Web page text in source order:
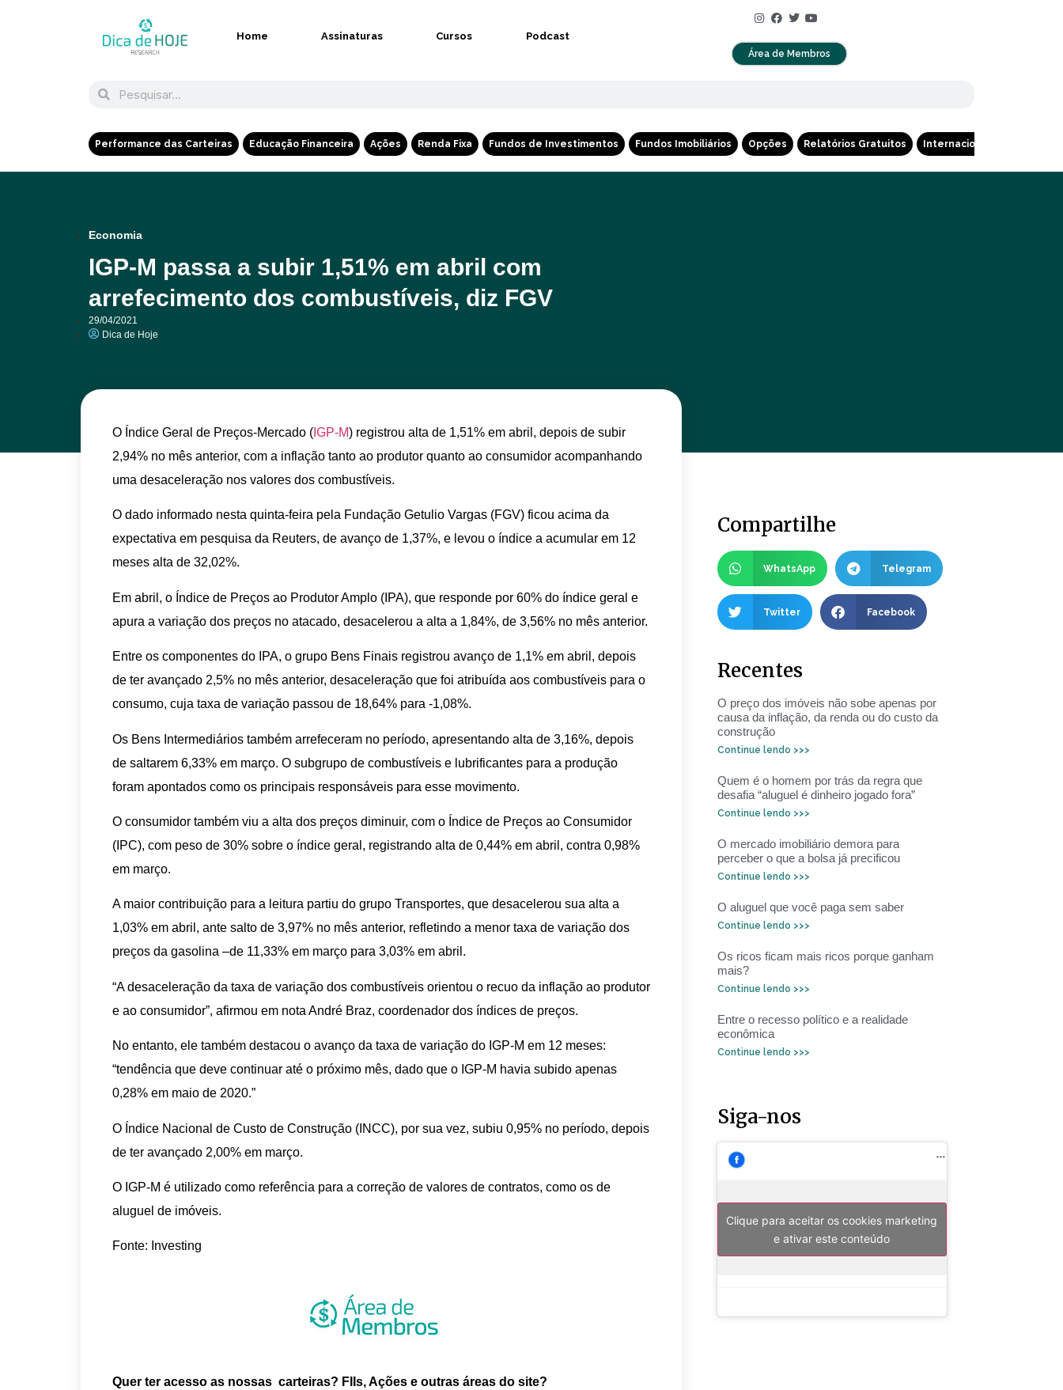
Home Assinaturas Cursos Podcast
Área de Membros
Performance das Carteiras Educação Financeira Ações Renda Fixa Fundos de Investimentos Fundos Imobiliários Opções Relatórios Gratuitos Internacional
Economia
IGP-M passa a subir 1,51% em abril com
arrefecimento dos combustíveis, diz FGV
29/04/2021
Dica de Hoje
O Índice Geral de Preços-Mercado ( IGP-M) registrou alta de 1,51% em abril, depois de subir
2,94% no mês anterior, com a inflação tanto ao produtor quanto ao consumidor acompanhando
uma desaceleração nos valores dos combustíveis.
O dado informado nesta quinta-feira pela Fundação Getulio Vargas (FGV) ficou acima da
expectativa em pesquisa da Reuters, de avanço de 1,37%, e levou o índice a acumular em 12
meses alta de 32,02%.
Em abril, o Índice de Preços ao Produtor Amplo (IPA), que responde por 60% do índice geral e
apura a variação dos preços no atacado, desacelerou a alta a 1,84%, de 3,56% no mês anterior.
Entre os componentes do IPA, o grupo Bens Finais registrou avanço de 1,1% em abril, depois
de ter avançado 2,5% no mês anterior, desaceleração que foi atribuída aos combustíveis para o
consumo, cuja taxa de variação passou de 18,64% para -1,08%.
Os Bens Intermediários também arrefeceram no período, apresentando alta de 3,16%, depois
de saltarem 6,33% em março. O subgrupo de combustíveis e lubrificantes para a produção
foram apontados como os principais responsáveis para esse movimento.
O consumidor também viu a alta dos preços diminuir, com o Índice de Preços ao Consumidor
(IPC), com peso de 30% sobre o índice geral, registrando alta de 0,44% em abril, contra 0,98%
em março.
A maior contribuição para a leitura partiu do grupo Transportes, que desacelerou sua alta a
1,03% em abril, ante salto de 3,97% no mês anterior, refletindo a menor taxa de variação dos
preços da gasolina –de 11,33% em março para 3,03% em abril.
“A desaceleração da taxa de variação dos combustíveis orientou o recuo da inflação ao produtor
e ao consumidor”, afirmou em nota André Braz, coordenador dos índices de preços.
No entanto, ele também destacou o avanço da taxa de variação do IGP-M em 12 meses:
“tendência que deve continuar até o próximo mês, dado que o IGP-M havia subido apenas
0,28% em maio de 2020.”
O Índice Nacional de Custo de Construção (INCC), por sua vez, subiu 0,95% no período, depois
de ter avançado 2,00% em março.
O IGP-M é utilizado como referência para a correção de valores de contratos, como os de
aluguel de imóveis.
Fonte: Investing
Quer ter acesso as nossas carteiras? FIIs, Ações e outras áreas do site?
Compartilhe
WhatsApp Telegram
Twitter Facebook
Recentes
O preço dos imóveis não sobe apenas por
causa da inflação, da renda ou do custo da
construção
Continue lendo >>>
Quem é o homem por trás da regra que
desafia “aluguel é dinheiro jogado fora”
Continue lendo >>>
O mercado imobiliário demora para
perceber o que a bolsa já precificou
Continue lendo >>>
O aluguel que você paga sem saber
Continue lendo >>>
Os ricos ficam mais ricos porque ganham
mais?
Continue lendo >>>
Entre o recesso político e a realidade
econômica
Continue lendo >>>
Siga-nos
Clique para aceitar os cookies marketing
e ativar este conteúdo